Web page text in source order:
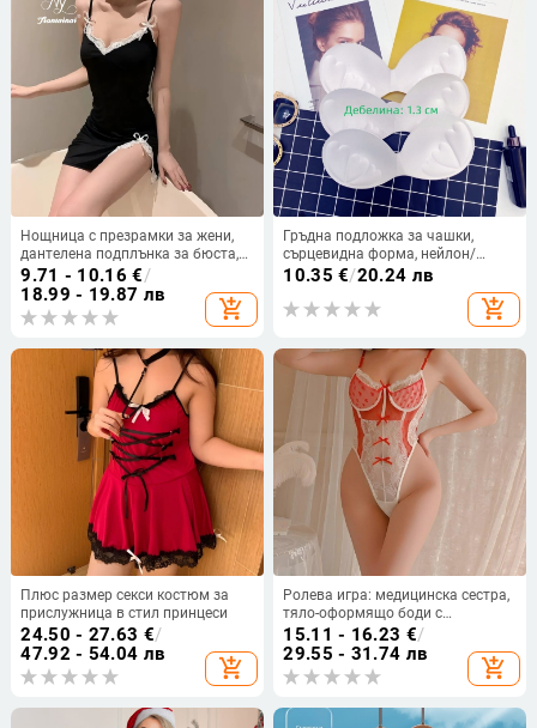
Нощница с презрамки за жени,
дантелена подплънка за бюста,
полиестер, 80–90% полиестер,
пролет 2025
9.71 - 10.16 €/
18.99 - 19.87 лв
add_shopping_cart
Гръдна подложка за чашки,
сърцевидна форма, нейлон/
ликра, дишаща, печат,
10.35 €/20.24 лв
add_shopping_cart
Плюс размер секси костюм за
прислужница в стил принцеси
24.50 - 27.63 €/
47.92 - 54.04 лв
add_shopping_cart
Ролева игра: медицинска сестра,
тяло-оформящо боди с
презрамки, панделка и
сърцевидни точки, полиестер
15.11 - 16.23 €/
29.55 - 31.74 лв
add_shopping_cart